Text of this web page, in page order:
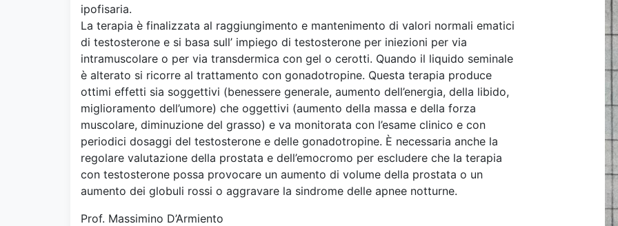
ipofisaria.
La terapia è finalizzata al raggiungimento e mantenimento di valori normali ematici
di testosterone e si basa sull’ impiego di testosterone per iniezioni per via
intramuscolare o per via transdermica con gel o cerotti. Quando il liquido seminale
è alterato si ricorre al trattamento con gonadotropine. Questa terapia produce
ottimi effetti sia soggettivi (benessere generale, aumento dell’energia, della libido,
miglioramento dell’umore) che oggettivi (aumento della massa e della forza
muscolare, diminuzione del grasso) e va monitorata con l’esame clinico e con
periodici dosaggi del testosterone e delle gonadotropine. È necessaria anche la
regolare valutazione della prostata e dell’emocromo per escludere che la terapia
con testosterone possa provocare un aumento di volume della prostata o un
aumento dei globuli rossi o aggravare la sindrome delle apnee notturne.
Prof. Massimino D’Armiento